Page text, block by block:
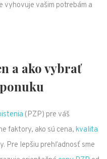
vašim potrebám a
a ako vybrať
(PZP) pre váš
faktory, ako sú cena, kvalita
Pre lepšiu prehľadnosť sme